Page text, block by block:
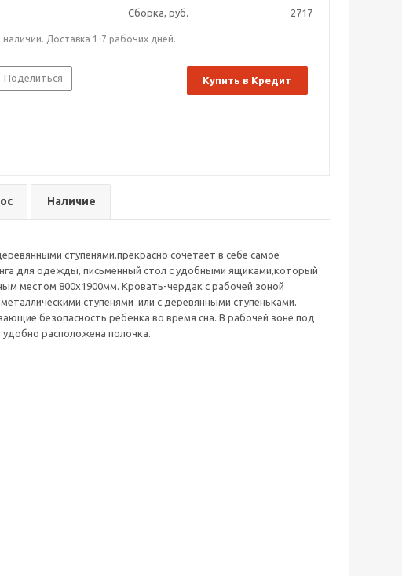
Сборка, руб.
2717
наличии. Доставка 1-7 рабочих дней.
Поделиться Купить в Кредит
Наличие
ступенями.прекрасно сочетает в себе самое
для одежды, письменный стол с удобными ящиками,который
местом 800х1900мм. Кровать-чердак с рабочей зоной
ступенями или с деревянными ступеньками.
безопасность ребёнка во время сна. В рабочей зоне под
расположена полочка.